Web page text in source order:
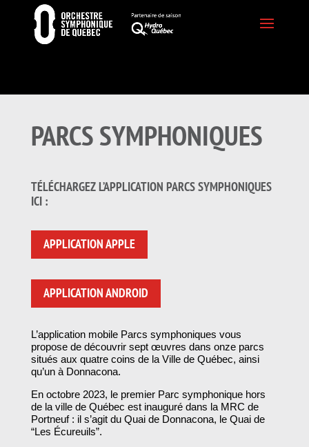
PARCS SYMPHONIQUES
TÉLÉCHARGEZ L’APPLICATION PARCS SYMPHONIQUES
ICI :
APPLICATION APPLE
APPLICATION ANDROID
L’application mobile Parcs symphoniques vous
propose de découvrir sept œuvres dans onze parcs
situés aux quatre coins de la Ville de Québec, ainsi
qu’un à Donnacona.
En octobre 2023, le premier Parc symphonique hors
de la ville de Québec est inauguré dans la MRC de
Portneuf : il s’agit du Quai de Donnacona, le Quai de
“Les Écureuils”.